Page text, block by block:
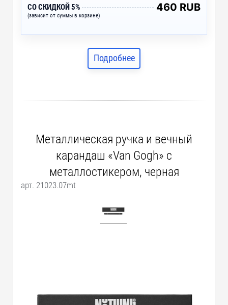
СО СКИДКОЙ 5%
(зависит от суммы в корзине)
460 RUB
Подробнее
Металлическая ручка и вечный
карандаш «Van Gogh» с
металлостикером, черная
арт. 21023.07mt